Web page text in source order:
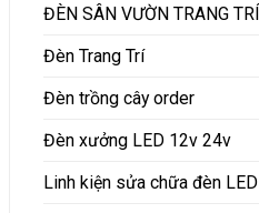
ĐÈN SÂN VƯỜN TRANG TRÍ
Đèn Trang Trí
Đèn trồng cây order
Đèn xưởng LED 12v 24v
Linh kiện sửa chữa đèn LED